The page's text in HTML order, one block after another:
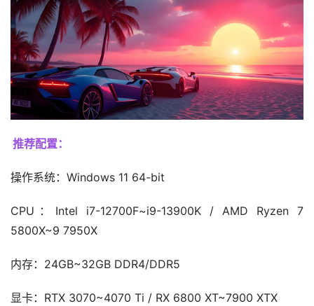
推荐配置：
操作系统：Windows 11 64-bit
CPU：Intel i7-12700F~i9-13900K / AMD Ryzen 7
5800X~9 7950X
内存：24GB~32GB DDR4/DDR5
显卡：RTX 3070~4070 Ti / RX 6800 XT~7900 XTX